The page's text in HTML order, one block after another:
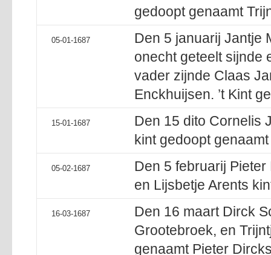
gedoopt genaamt
05-01-1687
Den 5 januarij Jantje
onecht geteelt sijnde
vader zijnde Claas
Enckhuijsen. ’t Kint
15-01-1687
Den 15 dito Cornelis
kint gedoopt
05-02-1687
Den 5 februarij
en Lijsbetje Arents
16-03-1687
Den 16 maart Dirck
Grootebroek, en
genaamt Pieter